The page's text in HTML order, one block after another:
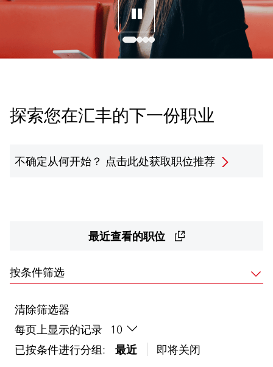
探索您在汇丰的下一份职业
不确定从何开始？ 点击此处获取职位推荐
最近查看的职位
按条件筛选
清除筛选器
每页上显示的记录
已按条件进行分组:
最近
即将关闭